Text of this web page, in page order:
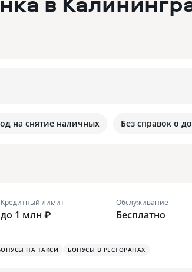
на снятие наличных Без справок о
Кредитный лимит
до 1 млн ₽
Обслуживание
Бесплатно
НА ТАКСИ БОНУСЫ В РЕСТОРАНАХ